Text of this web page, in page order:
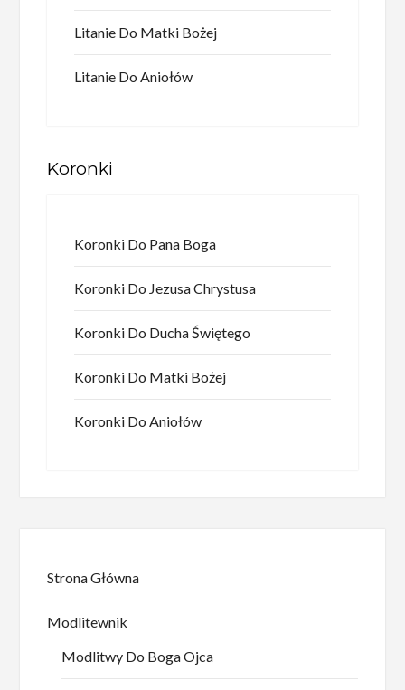
Litanie Do Matki Bożej
Litanie Do Aniołów
Koronki
Koronki Do Pana Boga
Koronki Do Jezusa Chrystusa
Koronki Do Ducha Świętego
Koronki Do Matki Bożej
Koronki Do Aniołów
Strona Główna
Modlitewnik
Modlitwy Do Boga Ojca